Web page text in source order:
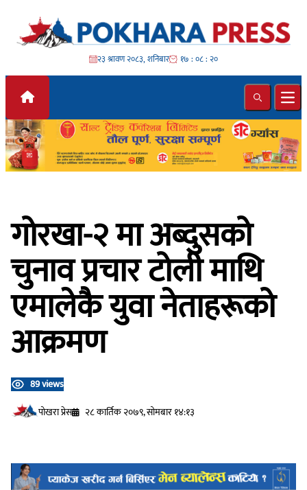
Skip to content
२३ श्रावण २०८३, शनिबार १७ : ०८ : २१
Search
गोरखा-२ मा अब्दुसको
चुनाव प्रचार टोली माथि
एमालेकै युवा नेताहरूको
आक्रमण
89 views
प‍ोखरा प्रेस
२८ कार्तिक २०७९, सोमबार १४:१३